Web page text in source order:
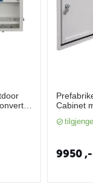
Cabinet
Switch
9950,-